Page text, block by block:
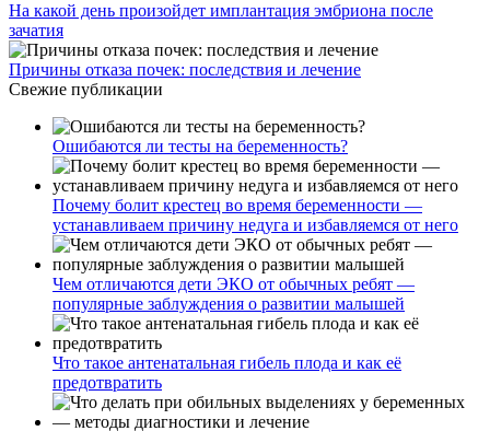
На какой день произойдет имплантация эмбриона после
зачатия
Причины отказа почек: последствия и лечение
Свежие публикации
Ошибаются ли тесты на беременность?
Почему болит крестец во время беременности —
устанавливаем причину недуга и избавляемся от него
Чем отличаются дети ЭКО от обычных ребят —
популярные заблуждения о развитии малышей
Что такое антенатальная гибель плода и как её
предотвратить